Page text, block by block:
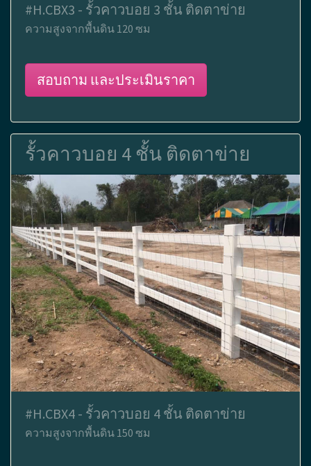
#H.CBX3 - รั้วคาวบอย 3 ชั้น ติดตาข่าย
ความสูงจากพื้นดิน 120 ซม
สอบถาม และประเมินราคา
รั้วคาวบอย 4 ชั้น ติดตาข่าย
#H.CBX4 - รั้วคาวบอย 4 ชั้น ติดตาข่าย
ความสูงจากพื้นดิน 150 ซม